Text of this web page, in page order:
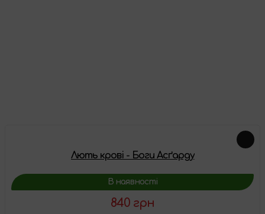
Лють крові - Боги Асґарду
В наявності
840 грн